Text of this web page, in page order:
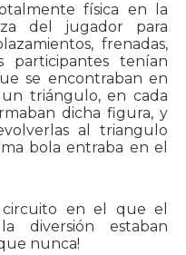
física en la
del jugador para
frenadas,
participantes tenían
se encontraban en
triángulo, en cada
dicha figura, y
al triangulo
bola entraba en el
en el que el
diversión estaban
nunca!